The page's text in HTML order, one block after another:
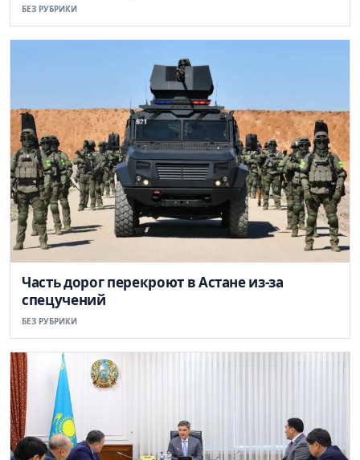
БЕЗ РУБРИКИ
Часть дорог перекроют в Астане из-за
спецучений
БЕЗ РУБРИКИ